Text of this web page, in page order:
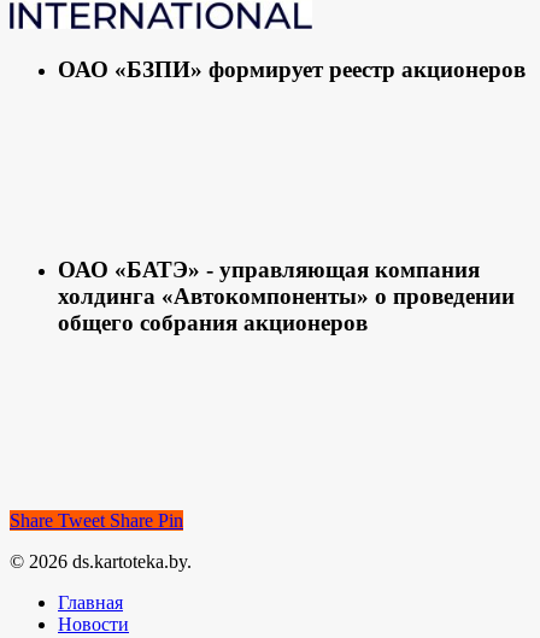
ОАО «БЗПИ» формирует реестр акционеров
ОАО «БАТЭ» - управляющая компания
холдинга «Автокомпоненты» о проведении
общего собрания акционеров
Share Tweet Share Pin
© 2026 ds.kartoteka.by.
Главная
Новости